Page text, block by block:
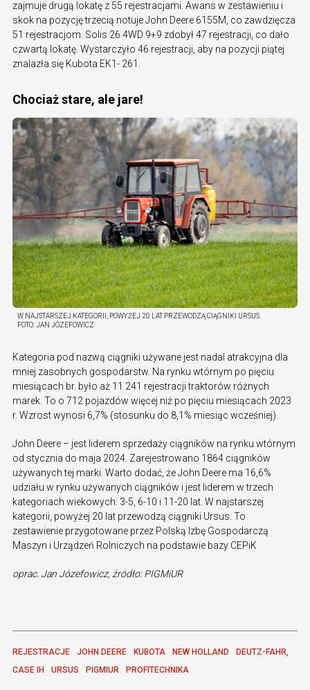
zajmuje drugą lokatę z 55 rejestracjami. Awans w zestawieniu i
skok na pozycję trzecią notuje John Deere 6155M, co zawdzięcza
51 rejestracjom. Solis 26 4WD 9+9 zdobył 47 rejestracji, co dało
czwartą lokatę. Wystarczyło 46 rejestracji, aby na pozycji piątej
znalazła się Kubota EK1- 261.
Chociaż stare, ale jare!
W NAJSTARSZEJ KATEGORII, POWYŻEJ 20 LAT PRZEWODZĄ CIĄGNIKI URSUS.
FOTO:JAN JÓZEFOWICZ
Kategoria pod nazwą ciągniki używane jest nadal atrakcyjna dla
mniej zasobnych gospodarstw. Na rynku wtórnym po pięciu
miesiącach br. było aż 11 241 rejestracji traktorów różnych
marek. To o 712 pojazdów więcej niż po pięciu miesiącach 2023
r. Wzrost wynosi 6,7% (stosunku do 8,1% miesiąc wcześniej).
John Deere – jest liderem sprzedaży ciągników na rynku wtórnym
od stycznia do maja 2024. Zarejestrowano 1864 ciągników
używanych tej marki. Warto dodać, że John Deere ma 16,6%
udziału w rynku używanych ciągników i jest liderem w trzech
kategoriach wiekowych: 3-5, 6-10 i 11-20 lat. W najstarszej
kategorii, powyżej 20 lat przewodzą ciągniki Ursus. To
zestawienie przygotowane przez Polską Izbę Gospodarczą
Maszyn i Urządzeń Rolniczych na podstawie bazy CEPiK
oprac. Jan Józefowicz, źródło: PIGMiUR
REJESTRACJE JOHN DEERE KUBOTA NEW HOLLAND
DEUTZ-FAHR,
CASE IH
URSUS PIGMIUR PROFITECHNIKA